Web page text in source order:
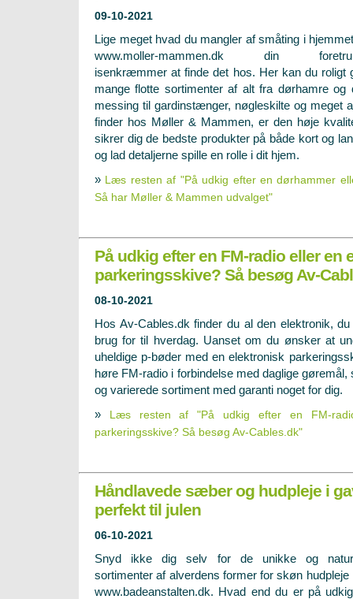
09-10-2021
Lige meget hvad du mangler af småting i
www.moller-mammen.dk din
isenkræmmer at finde det hos. Her kan du roligt
mange flotte sortimenter af alt fra dørhamre
messing til gardinstænger, nøgleskilte og meget
finder hos Møller & Mammen, er den høje
sikrer dig de bedste produkter på både kort og
og lad detaljerne spille en rolle i dit hjem.
» Læs resten af "På udkig efter en dørhammer
Så har Møller & Mammen udvalget"
På udkig efter en FM-radio eller en
parkeringsskive? Så besøg Av-
08-10-2021
Hos Av-Cables.dk finder du al den elektronik, du
brug for til hverdag. Uanset om du ønsker at
uheldige p-bøder med en elektronisk
høre FM-radio i forbindelse med daglige
og varierede sortiment med garanti noget for dig.
»
Læs resten af "På udkig efter en FM-
parkeringsskive? Så besøg Av-Cables.dk"
Håndlavede sæber og hudpleje i
perfekt til julen
06-10-2021
Snyd ikke dig selv for de unikke og
sortimenter af alverdens former for skøn hudpleje
www.badeanstalten.dk. Hvad end du er på